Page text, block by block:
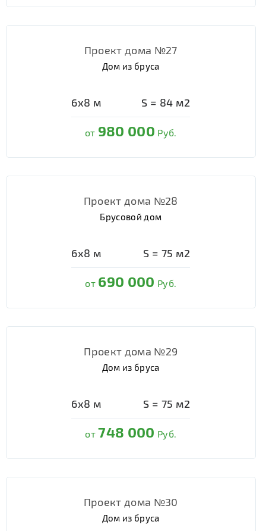
Проект дома №27
Дом из бруса
6х8 м S = 84 м2
от 980 000 Руб.
Проект дома №28
Брусовой дом
6х8 м S = 75 м2
от 690 000 Руб.
Проект дома №29
Дом из бруса
6х8 м S = 75 м2
от748 000 Руб.
Проект дома №30
Дом из бруса